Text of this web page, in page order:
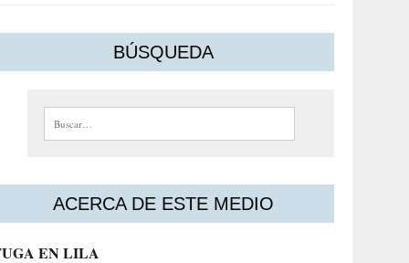
BÚSQUEDA
Buscar:
ACERCA DE ESTE MEDIO
EN LILA